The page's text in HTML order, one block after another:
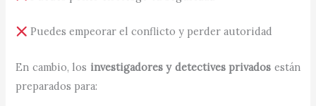
Puedes empeorar el conflicto y perder autoridad
En cambio, los investigadores y detectives privados están
preparados para: